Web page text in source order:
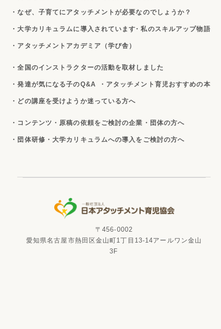
・なぜ、子育てにアタッチメントが必要なのでしょうか？
・大学カリキュラムに導入されています・私のスキルアップ物語
・アタッチメントアカデミア（学び舎）
・全国のインストラクターの活動を取材しました
・発達が気になる子のQ&A ・アタッチメント育児おすすめの本
・どの講座を受けようか迷っている方へ
・コンテンツ・原稿の依頼をご検討の企業・団体の方へ
・団体研修・大学カリキュラムへの導入をご検討の方へ
〒456-0002
愛知県名古屋市熱田区金山町1丁目13-14アールワン金山
3F